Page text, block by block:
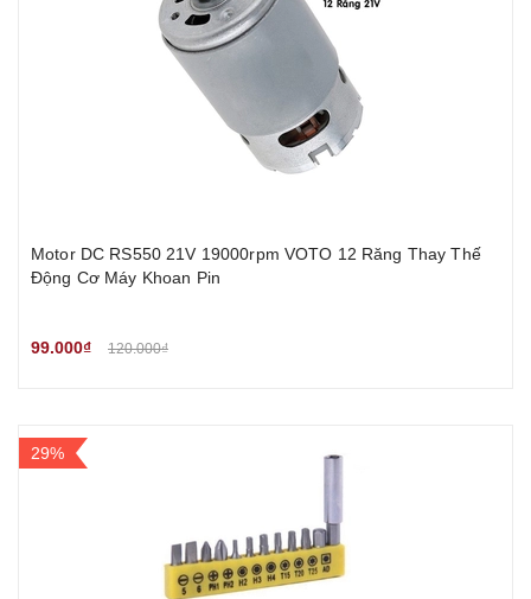
Motor DC RS550 21V 19000rpm VOTO 12 Răng Thay Thế
Động Cơ Máy Khoan Pin
99.000₫ 120.000₫
29%